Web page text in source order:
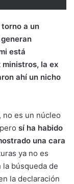
a un
está
ministros, la ex
ahí un nicho
no es un núcleo
sí ha habido
una cara
ya no es
la búsqueda de
la declaración